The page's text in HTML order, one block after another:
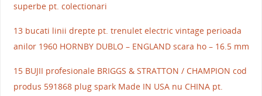
superbe pt. colectionari
13 bucati linii drepte pt. trenulet electric vintage perioada
anilor 1960 HORNBY DUBLO – ENGLAND scara ho – 16.5 mm
15 BUJII profesionale BRIGGS & STRATTON / CHAMPION cod
produs 591868 plug spark Made IN USA nu CHINA pt.